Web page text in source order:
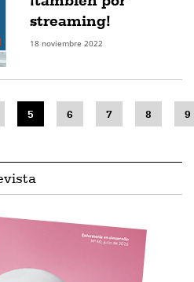
streaming!
18 noviembre 2022
5 6 7 8 9